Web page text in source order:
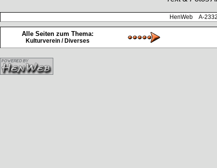
HenWeb A-
Alle Seiten zum Thema:
Kulturverein / Diverses